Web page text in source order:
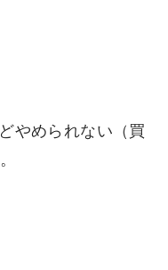
やめられない（買